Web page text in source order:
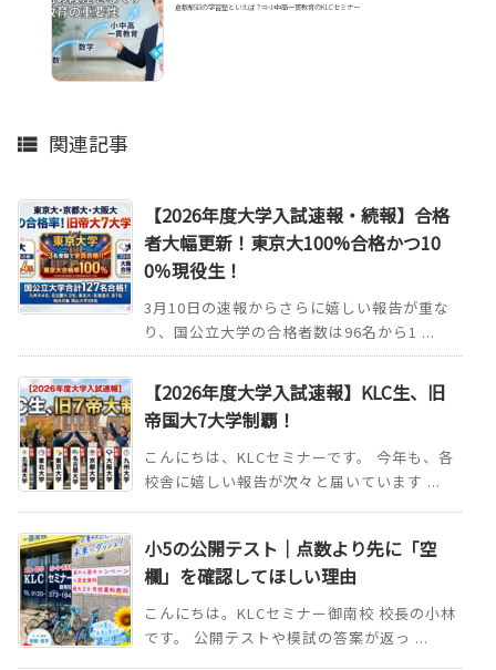
倉敷駅前の学習塾といえば？⇒小中高一貫教育のKLCセミナー
 関連記事
【2026年度大学入試速報・続報】合格
者大幅更新！東京大100%合格かつ10
0％現役生！
3月10日の速報からさらに嬉しい報告が重な
り、国公立大学の合格者数は96名から1 ...
【2026年度大学入試速報】KLC生、旧
帝国大7大学制覇！
こんにちは、KLCセミナーです。 今年も、各
校舎に嬉しい報告が次々と届いています ...
小5の公開テスト｜点数より先に「空
欄」を確認してほしい理由
こんにちは。KLCセミナー御南校 校長の小林
です。 公開テストや模試の答案が返っ ...